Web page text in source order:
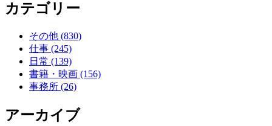
カテゴリー
その他 (830)
仕事 (245)
日常 (139)
書籍・映画 (156)
事務所 (26)
アーカイブ